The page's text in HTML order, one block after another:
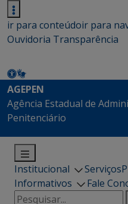
ir para conteúdoir para
Ouvidoria Transparência
AGEPEN
Agência Estadual de
Penitenciário
Institucional Serviços
Informativos
Fale
Pesquisar